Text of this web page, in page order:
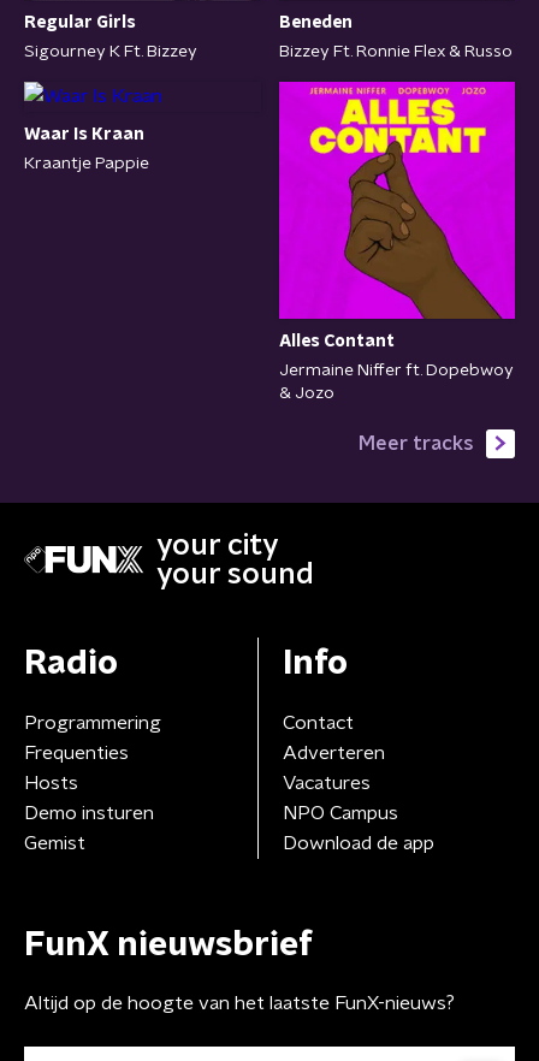
Regular Girls
Sigourney K Ft. Bizzey
Beneden
Bizzey Ft. Ronnie Flex & Russo
Waar Is Kraan
Kraantje Pappie
Alles Contant
Jermaine Niffer ft. Dopebwoy
& Jozo
Meer tracks
your city
your sound
Radio
Programmering
Frequenties
Hosts
Demo insturen
Gemist
Info
Contact
Adverteren
Vacatures
NPO Campus
Download de app
FunX nieuwsbrief
Altijd op de hoogte van het laatste FunX-nieuws?